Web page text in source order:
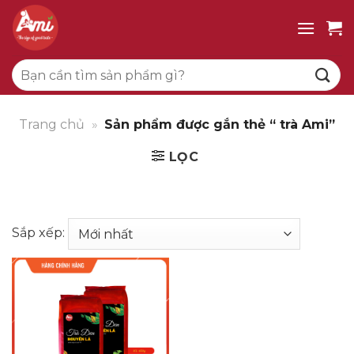
qua
dung
Tìm
kiếm:
Trang chủ » Sản phẩm được gắn thẻ “ trà Ami”
LỌC
Sắp xếp: